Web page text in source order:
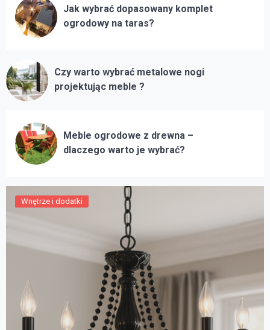
Pół wieku doświadczenia w
Architektura pasywna – czy warto
Co zamiast gazu? Najlepsze
alternatywy dla ogrzewania w
Remont generalny starego domu –
jak zacząć, ile kosztuje i na co
9 września, 2025
Budowa domu z prefabrykatów –
szybko, nowocześnie i taniej?
On 8 września, 2025
Zmiany w programie „Czyste
Powietrze” – jak uzyskać dotację w
Dom i ogród Wnętrze i dodatki
Jak wybrać dopasowany komplet
ogrodowy na taras?
Czy warto wybrać metalowe nogi
projektując meble ?
Meble ogrodowe z drewna –
dlaczego warto je wybrać?